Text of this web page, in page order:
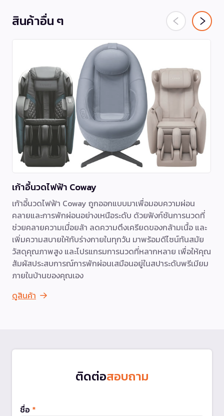
สินค้าอื่น ๆ
เก้าอี้นวดไฟฟ้า Coway
เก้าอี้นวดไฟฟ้า Coway ถูกออกแบบมาเพื่อมอบความผ่อน
คลายและการพักผ่อนอย่างเหนือระดับ ด้วยฟังก์ชันการนวดที่
ช่วยคลายความเมื่อยล้า ลดความตึงเครียดของกล้ามเนื้อ และ
เพิ่มความสบายให้กับร่างกายในทุกวัน มาพร้อมดีไซน์ทันสมัย
วัสดุคุณภาพสูง และโปรแกรมการนวดที่หลากหลาย เพื่อให้คุณ
สัมผัสประสบการณ์การพักผ่อนเสมือนอยู่ในสปาระดับพรีเมียม
ภายในบ้านของคุณเอง
ดูสินค้า
ติดต่อสอบถาม
ชื่อ *